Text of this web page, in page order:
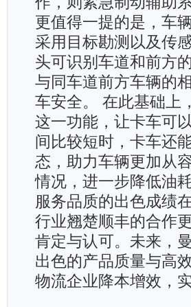
更值得一提的是，车
采用目标勘测以及传
头可识别车道和前方
与同车道前方车辆的
车安全。 在此基础上
这一功能，让卡车可
间比较短时，卡车还
态，助力车辆更加从
情况，进一步降低油
服务品质的出色成绩
行业翘楚顺丰的合作
肯定与认可。未来，
出色的产品质量与高
物流企业降本增效，